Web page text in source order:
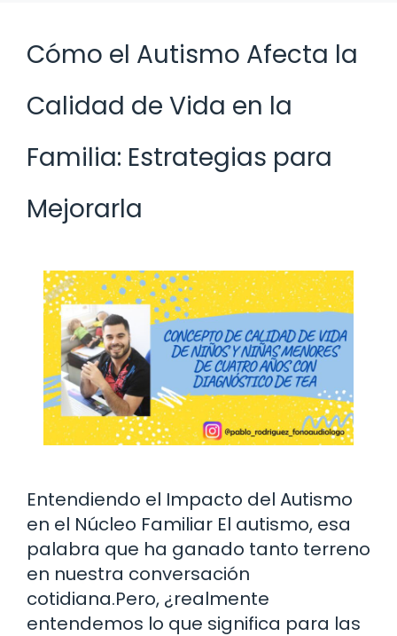
Cómo el Autismo Afecta la
Calidad de Vida en la
Familia: Estrategias para
Mejorarla
Entendiendo el Impacto del Autismo
en el Núcleo Familiar El autismo, esa
palabra que ha ganado tanto terreno
en nuestra conversación
cotidiana.Pero, ¿realmente
entendemos lo que significa para las